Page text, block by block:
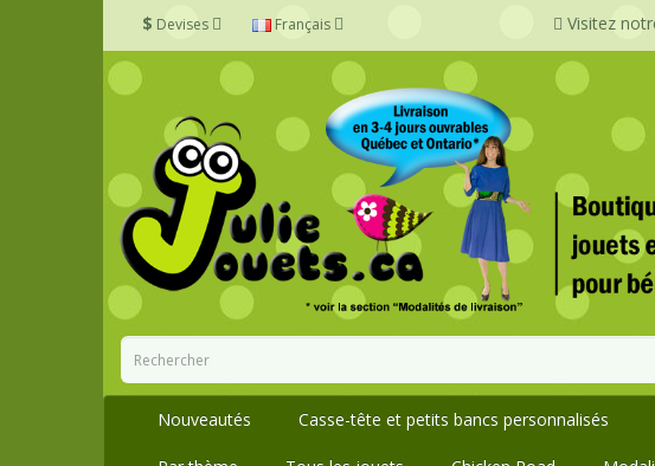
$ Devises Français Visitez
Nouveautés Casse-tête et petits bancs personnalisés